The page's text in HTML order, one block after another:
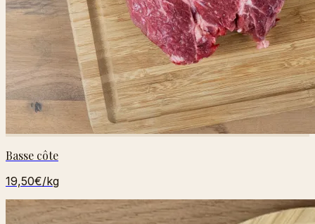
Basse côte
19,50€/kg